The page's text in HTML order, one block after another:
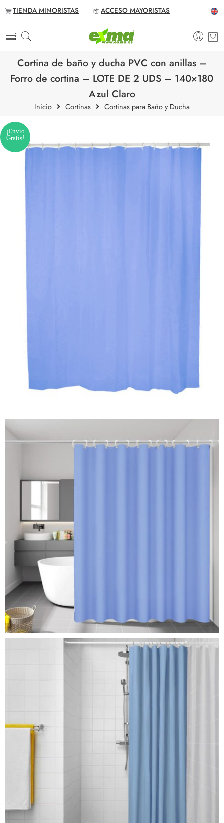
TIENDA MINORISTAS ACCESO MAYORISTAS
Cortina de baño y ducha PVC con anillas –
Forro de cortina – LOTE DE 2 UDS – 140×180
Azul Claro
Inicio Cortinas Cortinas para Baño y Ducha
¡Envío
Gratis!